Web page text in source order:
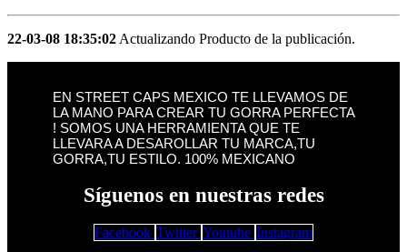
22-03-08 18:35:02 Actualizando Producto de la publicación.
EN STREET CAPS MEXICO TE LLEVAMOS DE
LA MANO PARA CREAR TU GORRA PERFECTA
! SOMOS UNA HERRAMIENTA QUE TE
LLEVARA A DESAROLLAR TU MARCA,TU
GORRA,TU ESTILO. 100% MEXICANO
Síguenos en nuestras redes
Facebook Twitter Youtube Instagram